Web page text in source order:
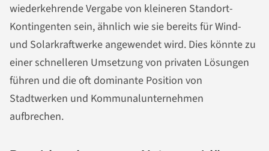
wiederkehrende Vergabe von kleineren Standort-
Kontingenten sein, ähnlich wie sie bereits für Wind-
und Solarkraftwerke angewendet wird. Dies könnte zu
einer schnelleren Umsetzung von privaten Lösungen
führen und die oft dominante Position von
Stadtwerken und Kommunalunternehmen
aufbrechen.